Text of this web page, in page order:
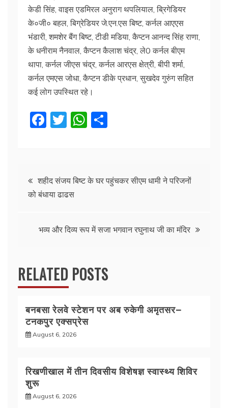
केडी सिंह, वाइस एडमिरल अनुराग थपलियाल, ब्रिगेडियर
के०जी० बहल, बिग्रेडियर जे.एन.एस बिष्ट, कर्नल आएएस
भंडारी, शमशेर बैंग बिष्ट, टीडी मडिया, कैप्टन आनन्द सिंह राणा,
के धनीराम नैनवाल, कैप्टन कैलाश चंद्र, ले0 कर्नल बीएम
थापा, कर्नल जीएस चंद्र, कर्नल आरएस क्षेत्री, बीपी शर्मा,
कर्नल एमएस जोधा, कैप्टन डीके प्रधान, सुखदेव गुरुंग सहित
कई लोग उपस्थित रहे।
F
b
o
k
T
W
A
Post
navigation
शहीद संजय बिष्ट के घर पहुंचकर सीएम धामी ने परिजनों
को बंधाया ढाढस
भव्य और दिव्य रूप में सजा भगवान रघुनाथ जी का मंदिर
RELATED POSTS
बनबसा रेलवे स्टेशन पर अब रुकेगी अमृतसर–
टनकपुर एक्सप्रेस
August 6, 2026
रिखणीखाल में तीन दिवसीय विशेषज्ञ स्वास्थ्य शिविर
शुरू
August 6, 2026